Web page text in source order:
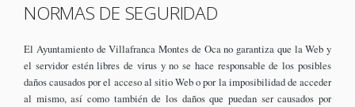
NORMAS DE SEGURIDAD
El Ayuntamiento de Villafranca Montes de Oca no garantiza que la Web y
el servidor estén libres de virus y no se hace responsable de los posibles
daños causados por el acceso al sitio Web o por la imposibilidad de acceder
al mismo, así como también de los daños que puedan ser causados por